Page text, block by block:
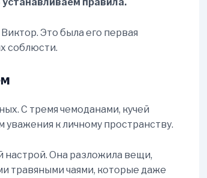
Это была его первая
соблюсти.
С тремя чемоданами, кучей
к личному пространству.
настрой. Она разложила вещи,
травяными чаями, которые даже